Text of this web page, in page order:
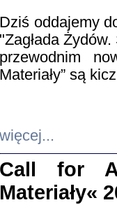
Dziś oddajemy
"Zagłada
przewodnim
Materiały” są
więcej...
Call for
Materiały«